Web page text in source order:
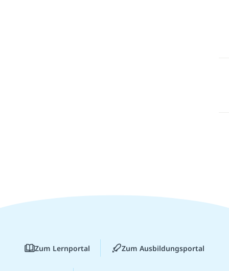
Zum Lernportal Zum Ausbildungsportal